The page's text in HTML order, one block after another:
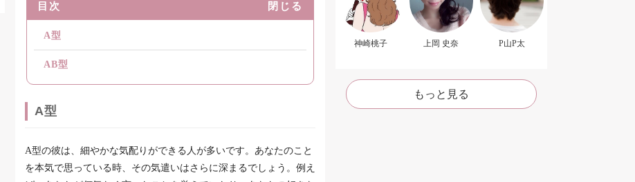
目次 閉じる
A型
AB型
A型
A型の彼は、細やかな気配りができる人が多いです。あなたのこと
を本気で思っている時、その気遣いはさらに深まるでしょう。例え
神崎桃子 上岡 史奈 P山P太
もっと見る